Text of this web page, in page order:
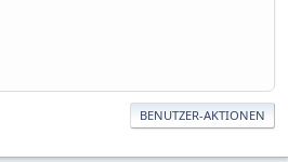
BENUTZER-AKTIONEN